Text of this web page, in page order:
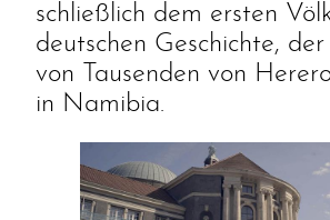
schließlich dem ersten
deutschen Geschichte,
von Tausenden von
in Namibia.